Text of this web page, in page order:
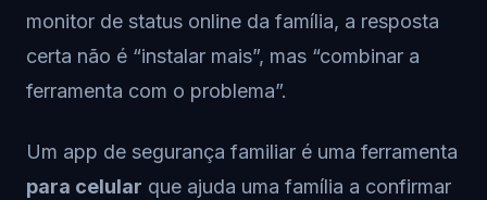
monitor de status online da família, a resposta
certa não é “instalar mais”, mas “combinar a
ferramenta com o problema”.
Um app de segurança familiar é uma ferramenta
para celular que ajuda uma família a confirmar